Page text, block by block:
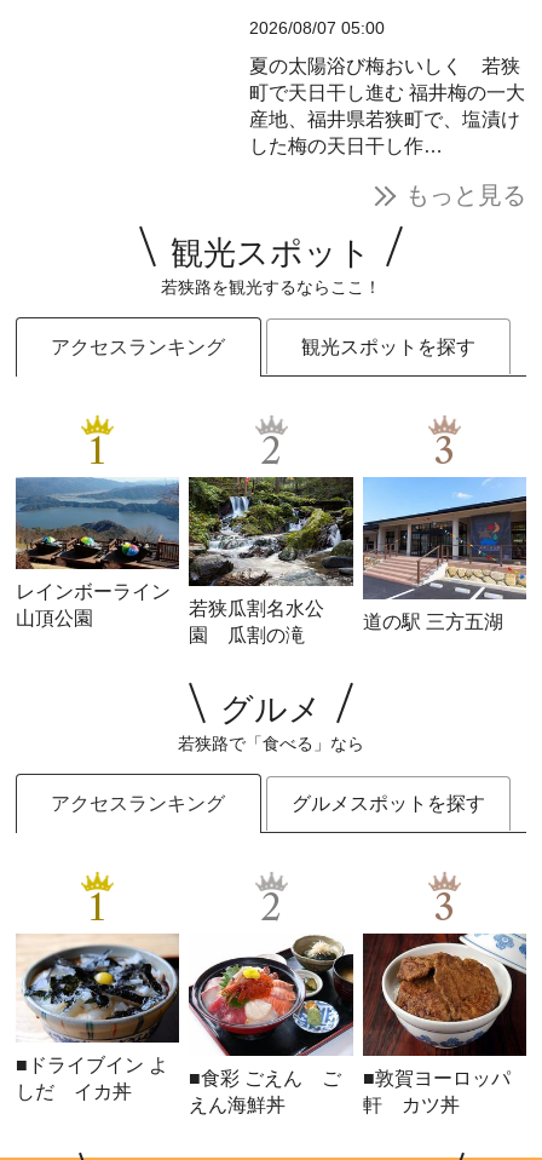
2026/08/07 05:00
夏の太陽浴び梅おいしく 若狭
町で天日干し進む 福井梅の一大
産地、福井県若狭町で、塩漬け
した梅の天日干し作…
もっと見る
観光スポット
若狭路を観光するならここ！
アクセスランキング 観光スポットを探す
1
レインボーライン
山頂公園
2
若狭瓜割名水公
園 瓜割の滝
3
道の駅 三方五湖
グルメ
若狭路で「食べる」なら
アクセスランキング グルメスポットを探す
1
■ドライブイン よ
しだ イカ丼
2
■食彩 ごえん ご
えん海鮮丼
3
■敦賀ヨーロッパ
軒 カツ丼